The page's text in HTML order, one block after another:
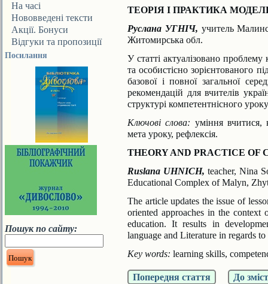
На часі
Нововведені тексти
Акції. Бонуси
Відгуки та пропозиції
Посилання
Пошук по сайту:
ТЕОРІЯ І ПРАКТИКА
Руслана УГНІЧ, учитель
Житомирська обл.
У статті актуалізовано
та особистісно зорієнтованого
базової і повної загальної
рекомендацій для вчителів
структурі компетентнісного
Ключові слова: уміння вчитися,
мета уроку, рефлексія.
THEORY AND PRACTICE OF
Ruslana UHNICH, teacher, Nina
Educational Complex of Malyn,
The article updates the issue of
oriented approaches in the context
education. It results in
language and Literature in regards
Key words: learning skills,
Попередня стаття До